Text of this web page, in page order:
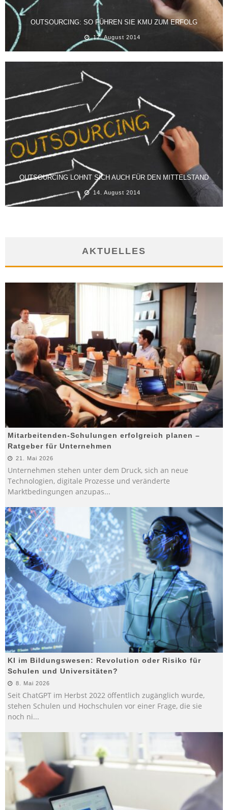
OUTSOURCING: SO FÜHREN SIE KMU ZUM ERFOLG
17. August 2014
OUTSOURCING LOHNT SICH AUCH FÜR DEN MITTELSTAND
14. August 2014
AKTUELLES
Mitarbeitenden-Schulungen erfolgreich planen –
Ratgeber für Unternehmen
21. Mai 2026
Unternehmen stehen unter dem Druck, sich an neue
Technologien, digitale Prozesse und veränderte
Marktbedingungen anzupas...
KI im Bildungswesen: Revolution oder Risiko für
Schulen und Universitäten?
8. Mai 2026
Seit ChatGPT im Herbst 2022 öffentlich zugänglich wurde,
stehen Schulen und Hochschulen vor einer Frage, die sie
noch ni...